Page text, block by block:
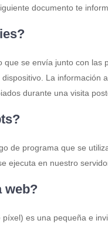
documento te
que se envía junto con
La información
durante una visita
de programa que se
ejecuta en nuestro
web?
es una pequeña e